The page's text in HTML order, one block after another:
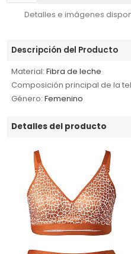
Detalles e imágenes
Descripción del Producto
Material: Fibra de leche
Composición principal de la
Género: Femenino
Detalles del producto